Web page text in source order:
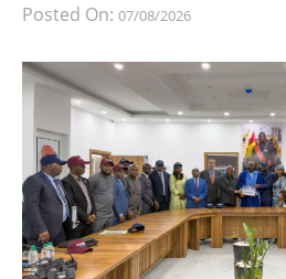
Posted On: 07/08/2026